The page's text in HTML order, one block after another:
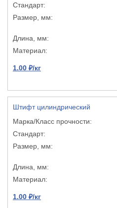
1.00 ₽/кг
Штифт цилиндрический
1.00 ₽/кг